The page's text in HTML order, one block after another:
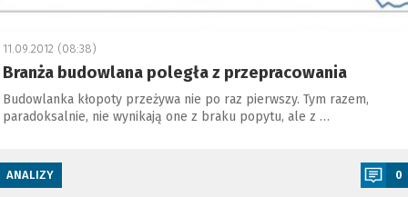
11.09.2012 (08:38)
Branża budowlana poległa z przepracowania
Budowlanka kłopoty przeżywa nie po raz pierwszy. Tym razem,
paradoksalnie, nie wynikają one z braku popytu, ale z …
ANALIZY 0